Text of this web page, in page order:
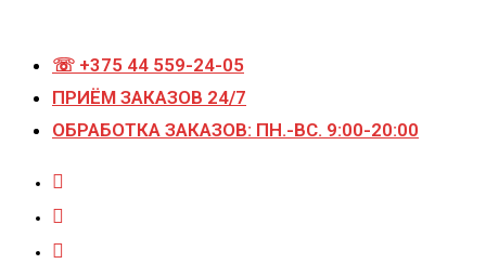
☏ +375 44 559-24-05
ПРИЁМ ЗАКАЗОВ 24/7
ОБРАБОТКА ЗАКАЗОВ: ПН.-ВС. 9:00-20:00